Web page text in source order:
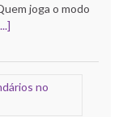
joga o modo